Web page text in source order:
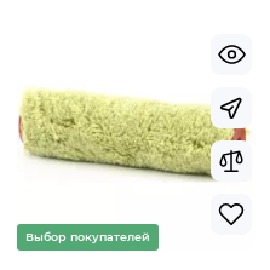
Выбор покупателей